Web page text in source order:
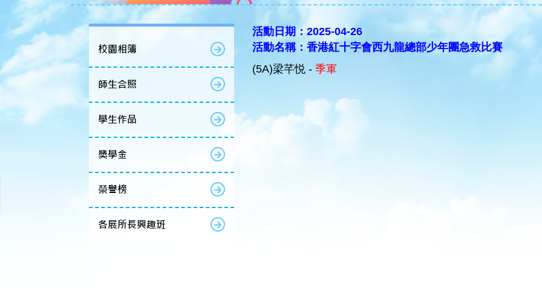
校園相簿
師生合照
學生作品
獎學金
榮譽榜
各展所長興趣班
活動日期：2025-04-26
活動名稱：香港紅十字會西九龍總部少年團急救比賽
(5A)梁芊悦 - 季軍